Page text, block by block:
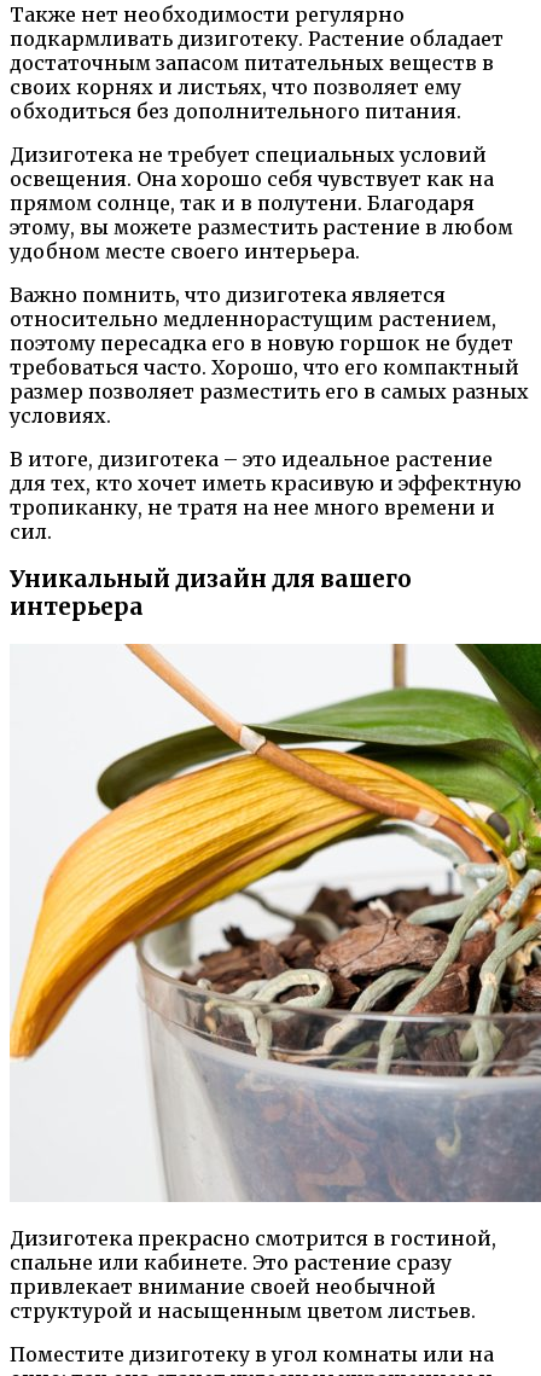
Также нет необходимости регулярно
подкармливать дизиготеку. Растение обладает
достаточным запасом питательных веществ в
своих корнях и листьях, что позволяет ему
обходиться без дополнительного питания.
Дизиготека не требует специальных условий
освещения. Она хорошо себя чувствует как на
прямом солнце, так и в полутени. Благодаря
этому, вы можете разместить растение в любом
удобном месте своего интерьера.
Важно помнить, что дизиготека является
относительно медленнорастущим растением,
поэтому пересадка его в новую горшок не будет
требоваться часто. Хорошо, что его компактный
размер позволяет разместить его в самых разных
условиях.
В итоге, дизиготека – это идеальное растение
для тех, кто хочет иметь красивую и эффектную
тропиканку, не тратя на нее много времени и
сил.
Уникальный дизайн для вашего
интерьера
Дизиготека прекрасно смотрится в гостиной,
спальне или кабинете. Это растение сразу
привлекает внимание своей необычной
структурой и насыщенным цветом листьев.
Поместите дизиготеку в угол комнаты или на